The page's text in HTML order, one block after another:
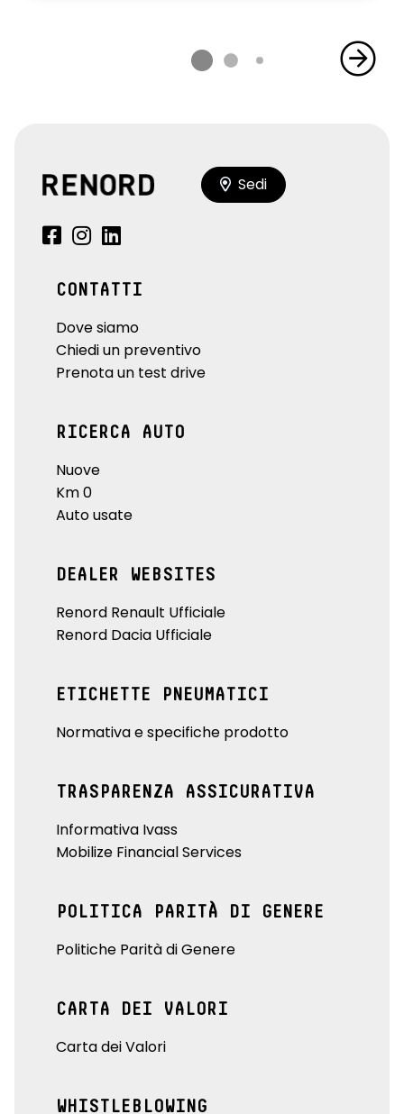
Sedi
CONTATTI
Dove siamo
Chiedi un preventivo
Prenota un test drive
RICERCA AUTO
Nuove
Km 0
Auto usate
DEALER WEBSITES
Renord Renault Ufficiale
Renord Dacia Ufficiale
ETICHETTE PNEUMATICI
Normativa e specifiche prodotto
TRASPARENZA ASSICURATIVA
Informativa Ivass
Mobilize Financial Services
POLITICA PARITÀ DI GENERE
Politiche Parità di Genere
CARTA DEI VALORI
Carta dei Valori
WHISTLEBLOWING